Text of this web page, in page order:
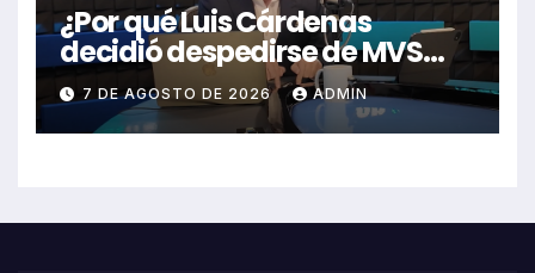
¿Por qué Luis Cárdenas
decidió despedirse de MVS
Noticias en pleno 2026?
7 DE AGOSTO DE 2026 ADMIN